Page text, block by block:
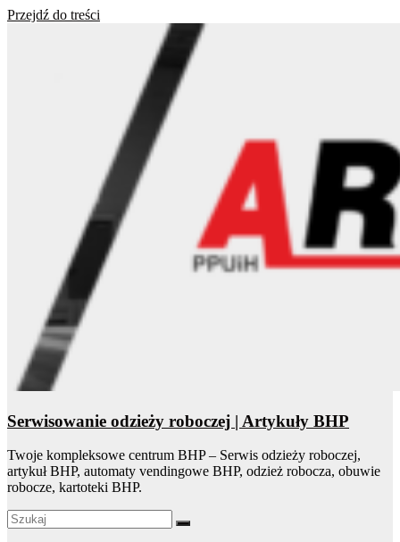
Przejdź do treści
Serwisowanie odzieży roboczej | Artykuły BHP
Twoje kompleksowe centrum BHP – Serwis odzieży roboczej,
artykuł BHP, automaty vendingowe BHP, odzież robocza, obuwie
robocze, kartoteki BHP.